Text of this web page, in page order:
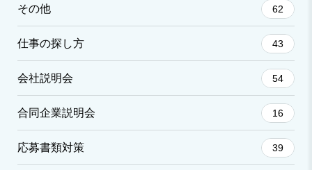
その他 62
仕事の探し方 43
会社説明会 54
合同企業説明会 16
応募書類対策 39